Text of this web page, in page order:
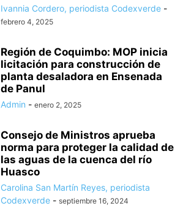
Ivannia Cordero, periodista Codexverde -
febrero 4, 2025
Región de Coquimbo: MOP inicia
licitación para construcción de
planta desaladora en Ensenada
de Panul
Admin - enero 2, 2025
Consejo de Ministros aprueba
norma para proteger la calidad de
las aguas de la cuenca del río
Huasco
Carolina San Martín Reyes, periodista
Codexverde - septiembre 16, 2024